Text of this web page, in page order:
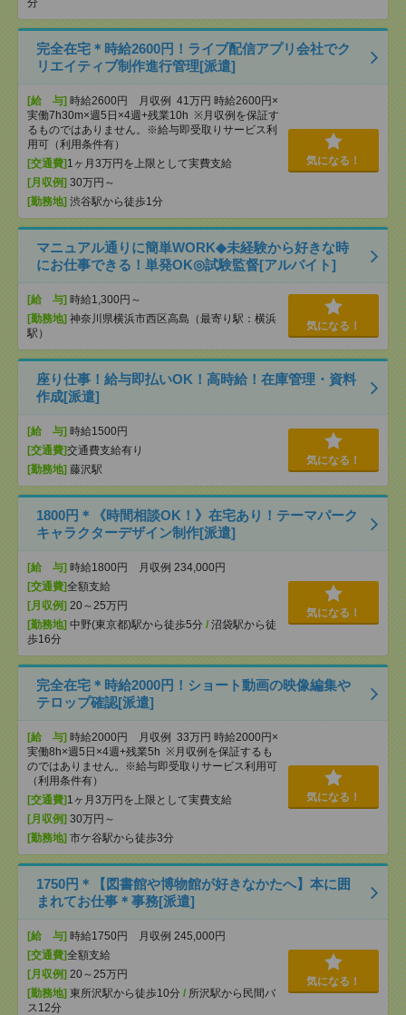
完全在宅＊時給2600円！ライブ配信アプリ会社でク
リエイティブ制作進行管理[派遣]
[給 与] 時給2600円 月収例 41万円 時給2600円×
実働7h30m×週5日×4週+残業10h ※月収例を保証す
るものではありません。※給与即受取りサービス利
用可（利用条件有）
[交通費]1ヶ月3万円を上限として実費支給
[月収例] 30万円～
[勤務地] 渋谷駅から徒歩1分
気になる！
マニュアル通りに簡単WORK◆未経験から好きな時
にお仕事できる！単発OK◎試験監督[アルバイト]
[給 与] 時給1,300円～
[勤務地] 神奈川県横浜市西区高島（最寄り駅：横浜
駅）
気になる！
座り仕事！給与即払いOK！高時給！在庫管理・資料
作成[派遣]
[給 与] 時給1500円
[交通費]交通費支給有り
[勤務地] 藤沢駅
気になる！
1800円＊《時間相談OK！》在宅あり！テーマパーク
キャラクターデザイン制作[派遣]
[給 与] 時給1800円 月収例 234,000円
[交通費]全額支給
[月収例] 20～25万円
[勤務地] 中野(東京都)駅から徒歩5分 / 沼袋駅から徒
歩16分
気になる！
完全在宅＊時給2000円！ショート動画の映像編集や
テロップ確認[派遣]
[給 与] 時給2000円 月収例 33万円 時給2000円×
実働8h×週5日×4週+残業5h ※月収例を保証するも
のではありません。※給与即受取りサービス利用可
（利用条件有）
[交通費]1ヶ月3万円を上限として実費支給
[月収例] 30万円～
[勤務地] 市ケ谷駅から徒歩3分
気になる！
1750円＊【図書館や博物館が好きなかたへ】本に囲
まれてお仕事＊事務[派遣]
[給 与] 時給1750円 月収例 245,000円
[交通費]全額支給
[月収例] 20～25万円
[勤務地] 東所沢駅から徒歩10分 / 所沢駅から民間バ
ス12分
気になる！